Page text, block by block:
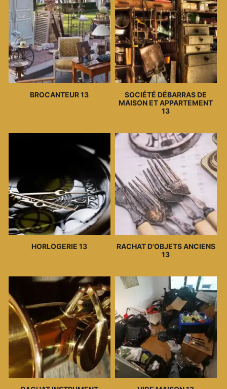
BROCANTEUR 13
SOCIÉTÉ DÉBARRAS DE
MAISON ET APPARTEMENT
13
HORLOGERIE 13
RACHAT D'OBJETS ANCIENS
13